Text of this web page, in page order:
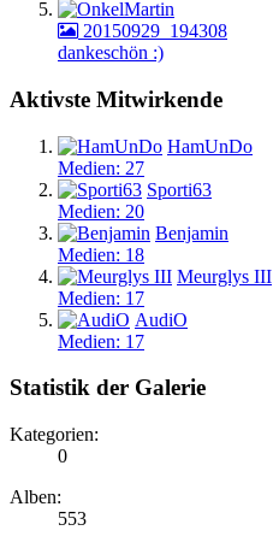
20150929_194308
dankeschön :)
Aktivste Mitwirkende
HamUnDo
Medien: 27
Sporti63
Medien: 20
Benjamin
Medien: 18
Meurglys III
Medien: 17
AudiO
Medien: 17
Statistik der Galerie
Kategorien:
0
Alben:
553